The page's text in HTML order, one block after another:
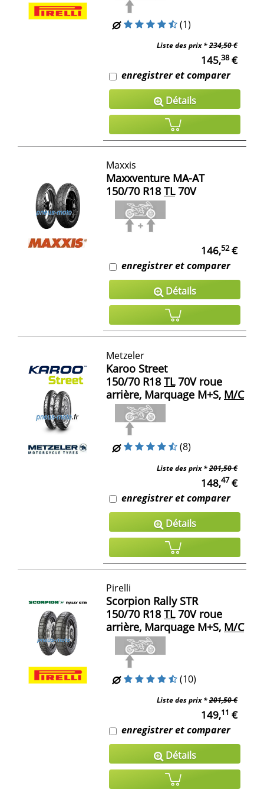
(1)
Liste des prix *234,50 €
145,38€
enregistrer et comparer
Détails
Maxxis
Maxxventure MA-AT
150/70 R18 TL70V
146,52€
enregistrer et comparer
Détails
Metzeler
Karoo Street
150/70 R18 TL70V roue
arrière, Marquage M+S, M/C
(8)
Liste des prix *201,50 €
148,47 €
enregistrer et comparer
Détails
Pirelli
Scorpion Rally STR
150/70 R18 TL70V roue
arrière, Marquage M+S, M/C
(10)
Liste des prix *201,50 €
149,11 €
enregistrer et comparer
Détails